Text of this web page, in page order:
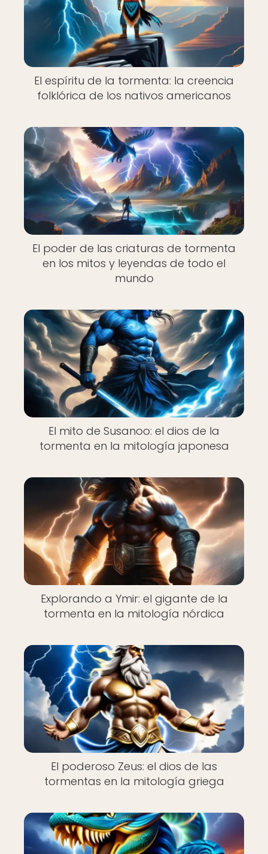
El espíritu de la tormenta: la creencia
folklórica de los nativos americanos
El poder de las criaturas de tormenta
en los mitos y leyendas de todo el
mundo
El mito de Susanoo: el dios de la
tormenta en la mitología japonesa
Explorando a Ymir: el gigante de la
tormenta en la mitología nórdica
El poderoso Zeus: el dios de las
tormentas en la mitología griega